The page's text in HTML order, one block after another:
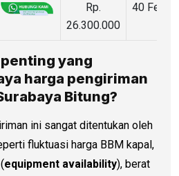
Rp.
26.300.000
40 Feet
yang
harga pengiriman
Bitung?
ini sangat ditentukan oleh
fluktuasi harga BBM kapal,
equipment availability), berat